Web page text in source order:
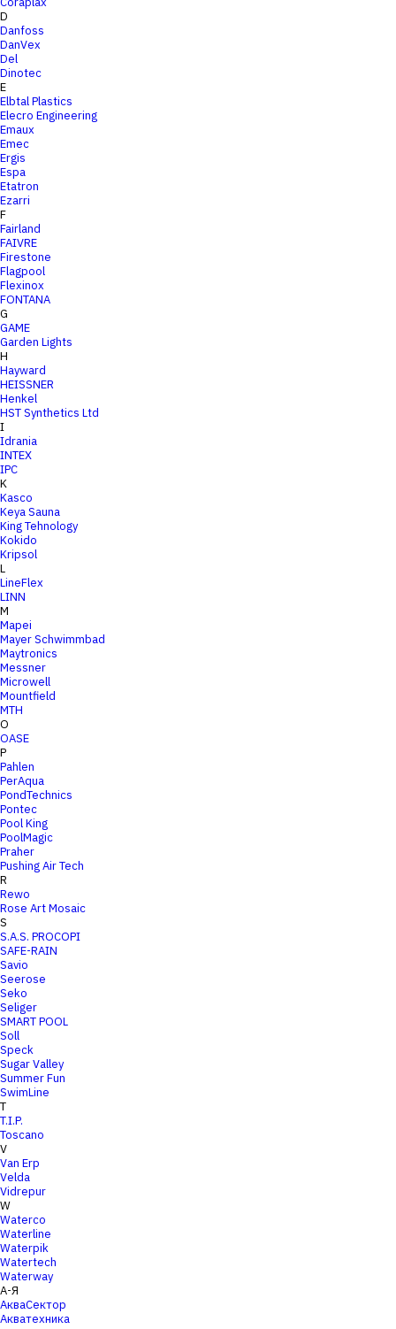
D
Danfoss
DanVex
Del
Dinotec
E
Elbtal Plastics
Elecro Engineering
Emaux
Emec
Ergis
Espa
Etatron
Ezarri
F
Fairland
FAIVRE
Firestone
Flagpool
Flexinox
FONTANA
G
GAME
Garden Lights
H
Hayward
HEISSNER
Henkel
HST Synthetics Ltd
I
Idrania
INTEX
IPC
K
Kasco
Keya Sauna
King Tehnology
Kokido
Kripsol
L
LineFlex
LINN
M
Mapei
Mayer Schwimmbad
Maytronics
Messner
Microwell
Mountfield
MTH
O
OASE
P
Pahlen
PerAqua
PondTechnics
Pontec
Pool King
PoolMagic
Praher
Pushing Air Tech
R
Rewo
Rose Art Mosaic
S
S.A.S. PROCOPI
SAFE-RAIN
Savio
Seerose
Seko
Seliger
SMART POOL
Soll
Speck
Sugar Valley
Summer Fun
SwimLine
T
T.I.P.
Toscano
V
Van Erp
Velda
Vidrepur
W
Waterco
Waterline
Waterpik
Watertech
Waterway
А-Я
АкваСектор
Акватехника